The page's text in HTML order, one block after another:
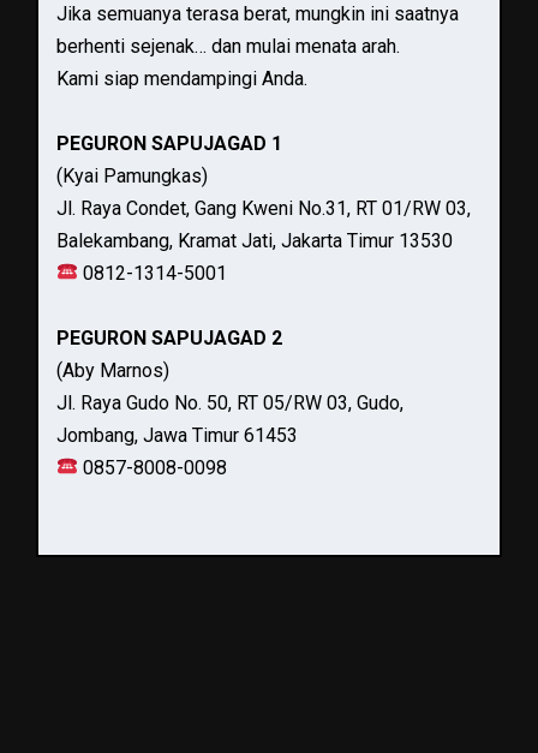
Jika semuanya terasa berat, mungkin ini saatnya
berhenti sejenak… dan mulai menata arah.
Kami siap mendampingi Anda.
PEGURON SAPUJAGAD 1
(Kyai Pamungkas)
Jl. Raya Condet, Gang Kweni No.31, RT 01/RW 03,
Balekambang, Kramat Jati, Jakarta Timur 13530
0812-1314-5001
PEGURON SAPUJAGAD 2
(Aby Marnos)
Jl. Raya Gudo No. 50, RT 05/RW 03, Gudo,
Jombang, Jawa Timur 61453
0857-8008-0098